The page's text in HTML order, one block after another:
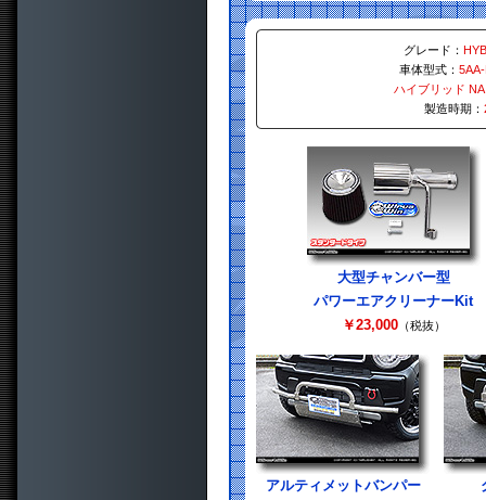
グレード：
車体型式：
ハイブリッド
製造時期：
大型チャンバー型
パワーエアクリーナーKit
￥23,000（税抜）
アルティメットバンパー